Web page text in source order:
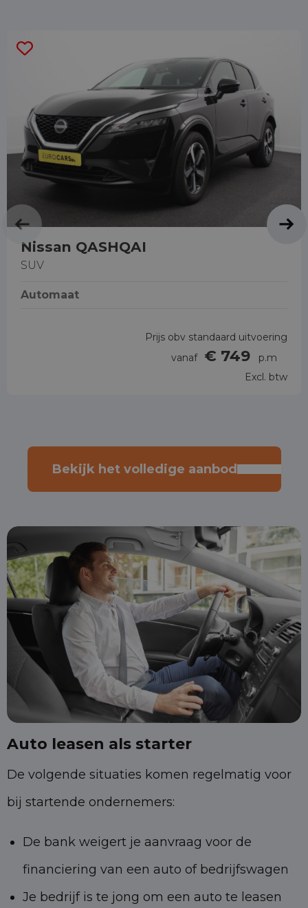
Nissan QASHQAI
SUV
Automaat
Prijs obv standaard uitvoering
vanaf € 749
p.m
Excl. btw
Bekijk het volledige aanbod
Auto leasen als starter
De volgende situaties komen regelmatig voor
bij startende ondernemers:
De bank weigert je aanvraag voor de
financiering van een auto of bedrijfswagen
Je bedrijf is te jong om een auto te leasen